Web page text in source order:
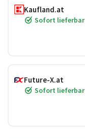
Kaufland.at
Sofort lieferbar
Future-X.at
Sofort lieferbar